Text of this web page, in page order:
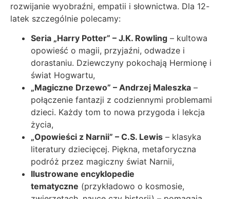
rozwijanie wyobraźni, empatii i słownictwa. Dla 12-
latek szczególnie polecamy:
Seria „Harry Potter” – J.K. Rowling – kultowa
opowieść o magii, przyjaźni, odwadze i
dorastaniu. Dziewczyny pokochają Hermionę i
świat Hogwartu,
„Magiczne Drzewo” – Andrzej Maleszka –
połączenie fantazji z codziennymi problemami
dzieci. Każdy tom to nowa przygoda i lekcja
życia,
„Opowieści z Narnii” – C.S. Lewis – klasyka
literatury dziecięcej. Piękna, metaforyczna
podróż przez magiczny świat Narnii,
Ilustrowane encyklopedie
tematyczne (przykładowo o kosmosie,